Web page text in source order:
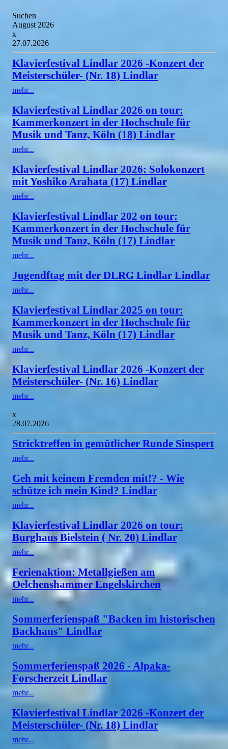
Suchen
August 2026
x
27.07.2026
Klavierfestival Lindlar 2026 -Konzert der
Meisterschüler- (Nr. 18) Lindlar
mehr...
Klavierfestival Lindlar 2026 on tour:
Kammerkonzert in der Hochschule für
Musik und Tanz, Köln (18) Lindlar
mehr...
Klavierfestival Lindlar 2026: Solokonzert
mit Yoshiko Arahata (17) Lindlar
mehr...
Klavierfestival Lindlar 202 on tour:
Kammerkonzert in der Hochschule für
Musik und Tanz, Köln (17) Lindlar
mehr...
Jugendftag mit der DLRG Lindlar Lindlar
mehr...
Klavierfestival Lindlar 2025 on tour:
Kammerkonzert in der Hochschule für
Musik und Tanz, Köln (17) Lindlar
mehr...
Klavierfestival Lindlar 2026 -Konzert der
Meisterschüler- (Nr. 16) Lindlar
mehr...
x
28.07.2026
Stricktreffen in gemütlicher Runde Sinspert
mehr...
Geh mit keinem Fremden mit!? - Wie
schütze ich mein Kind? Lindlar
mehr...
Klavierfestival Lindlar 2026 on tour:
Burghaus Bielstein ( Nr. 20) Lindlar
mehr...
Ferienaktion: Metallgießen am
Oelchenshammer Engelskirchen
mehr...
Sommerferienspaß "Backen im historischen
Backhaus" Lindlar
mehr...
Sommerferienspaß 2026 - Alpaka-
Forscherzeit Lindlar
mehr...
Klavierfestival Lindlar 2026 -Konzert der
Meisterschüler- (Nr. 18) Lindlar
mehr...